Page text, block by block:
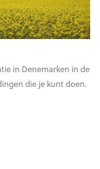
in Denemarken in de
die je kunt doen.